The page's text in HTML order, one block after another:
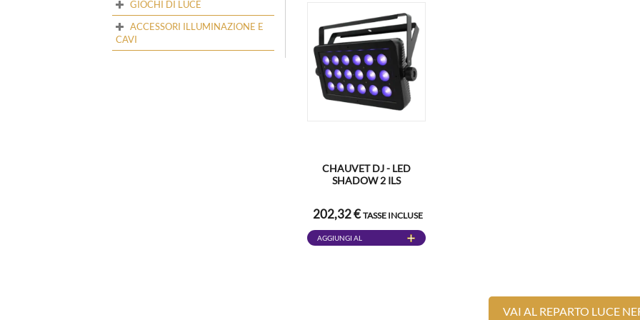
GIOCHI DI LUCE
ACCESSORI ILLUMINAZIONE E
CAVI
CHAUVET DJ - LED
SHADOW 2 ILS
202,32 €TASSE INCLUSE
AGGIUNGI AL
VAI AL REPARTO LUCE